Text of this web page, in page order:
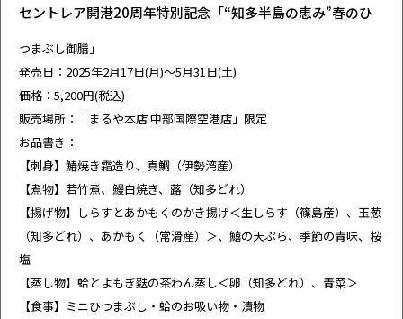
セントレア開港20周年特別記念「“知多半島の恵み”春のひ
つまぶし御膳」
発売日：2025年2月17日(月)～5月31日(土)
価格：5,200円(税込)
販売場所：「まるや本店 中部国際空港店」限定
お品書き：
【刺身】鰆焼き霜造り、真鯛（伊勢湾産）
【煮物】若竹煮、鰻白焼き、蕗（知多どれ）
【揚げ物】しらすとあかもくのかき揚げ＜生しらす（篠島産）、玉葱
（知多どれ）、あかもく（常滑産）＞、鱚の天ぷら、季節の青味、桜
塩
【蒸し物】蛤とよもぎ麩の茶わん蒸し＜卵（知多どれ）、青菜＞
【食事】ミニひつまぶし・蛤のお吸い物・漬物